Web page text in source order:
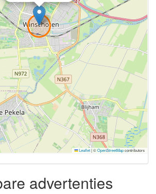
Leaflet|©OpenStreetMapcontributors
advertenties